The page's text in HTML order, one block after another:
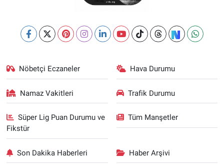
Nöbetçi Eczaneler Hava Durumu
Namaz Vakitleri Trafik Durumu
Süper Lig Puan Durumu ve
Fikstür
Tüm Manşetler
Son Dakika Haberleri Haber Arşivi